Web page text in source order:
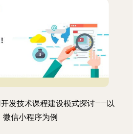
发技术课程建设模式探讨——以
微信小程序为例